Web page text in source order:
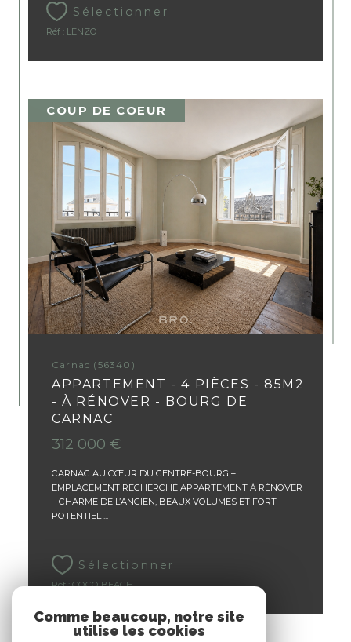
Sélectionner
Réf : LENZO
Carnac (56340)
APPARTEMENT - 4 PIÈCES - 85M2
- À RÉNOVER - BOURG DE
CARNAC
312 000 €
CARNAC AU CŒUR DU CENTRE-BOURG –
EMPLACEMENT RECHERCHÉ APPARTEMENT À RÉNOVER
– CHARME DE L’ANCIEN, BEAUX VOLUMES ET FORT
POTENTIEL ...
Sélectionner
Réf : COCO BEACH
COUP DE COEUR
Comme beaucoup, notre site
utilise les cookies